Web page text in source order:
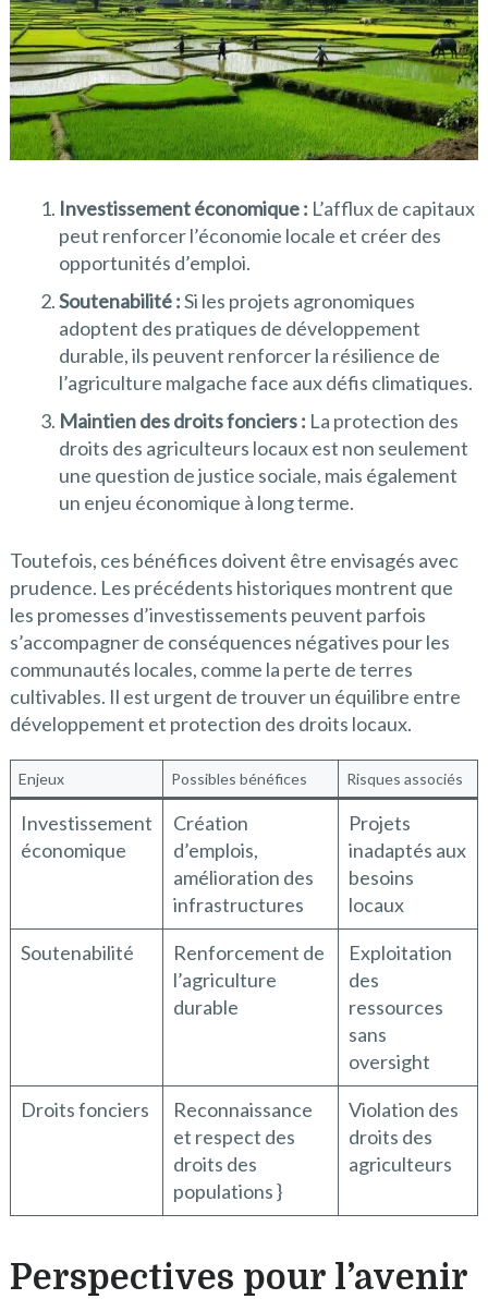
Investissement économique : L’afflux de capitaux
peut renforcer l’économie locale et créer des
opportunités d’emploi.
Soutenabilité :Si les projets agronomiques
adoptent des pratiques de développement
durable, ils peuvent renforcer la résilience de
l’agriculture malgache face aux défis climatiques.
Maintien des droits fonciers : La protection des
droits des agriculteurs locaux est non seulement
une question de justice sociale, mais également
un enjeu économique à long terme.
Toutefois, ces bénéfices doivent être envisagés avec
prudence. Les précédents historiques montrent que
les promesses d’investissements peuvent parfois
s’accompagner de conséquences négatives pour les
communautés locales, comme la perte de terres
cultivables. Il est urgent de trouver un équilibre entre
développement et protection des droits locaux.
Enjeux Possibles bénéfices Risques associés
Investissement
économique
Création
d’emplois,
amélioration des
infrastructures
Projets
inadaptés aux
besoins
locaux
Soutenabilité
Renforcement de
l’agriculture
durable
Exploitation
des
ressources
sans
oversight
Droits fonciers
Reconnaissance
et respect des
droits des
populations }
Violation des
droits des
agriculteurs
Perspectives pour l’avenir